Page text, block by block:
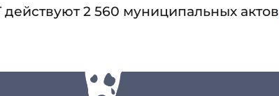
2 560 муниципальных актов